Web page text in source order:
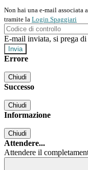
Non hai una e-mail associata
tramite la Login Spaggiari
E-mail inviata, si prega
Errore
Chiudi
Successo
Chiudi
Informazione
Chiudi
Attendere...
Attendere il